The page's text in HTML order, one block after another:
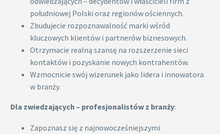
południowej Polski oraz regionów ościennych.
Zbudujecie rozpoznawalność marki wśród
kluczowych klientów i partnerów biznesowych.
Otrzymacie realną szansę na rozszerzenie sieci
kontaktów i pozyskanie nowych kontrahentów.
Wzmocnicie swój wizerunek jako lidera i innowatora
w branży.
Dla zwiedzających – profesjonalistów z branży:
Zapoznasz się z najnowocześniejszymi